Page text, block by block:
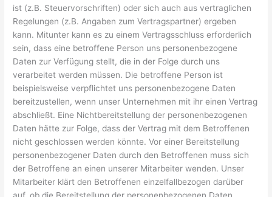
ist (z.B. Steuervorschriften) oder sich auch aus vertraglichen
Regelungen (z.B. Angaben zum Vertragspartner) ergeben
kann. Mitunter kann es zu einem Vertragsschluss erforderlich
sein, dass eine betroffene Person uns personenbezogene
Daten zur Verfügung stellt, die in der Folge durch uns
verarbeitet werden müssen. Die betroffene Person ist
beispielsweise verpflichtet uns personenbezogene Daten
bereitzustellen, wenn unser Unternehmen mit ihr einen Vertrag
abschließt. Eine Nichtbereitstellung der personenbezogenen
Daten hätte zur Folge, dass der Vertrag mit dem Betroffenen
nicht geschlossen werden könnte. Vor einer Bereitstellung
personenbezogener Daten durch den Betroffenen muss sich
der Betroffene an einen unserer Mitarbeiter wenden. Unser
Mitarbeiter klärt den Betroffenen einzelfallbezogen darüber